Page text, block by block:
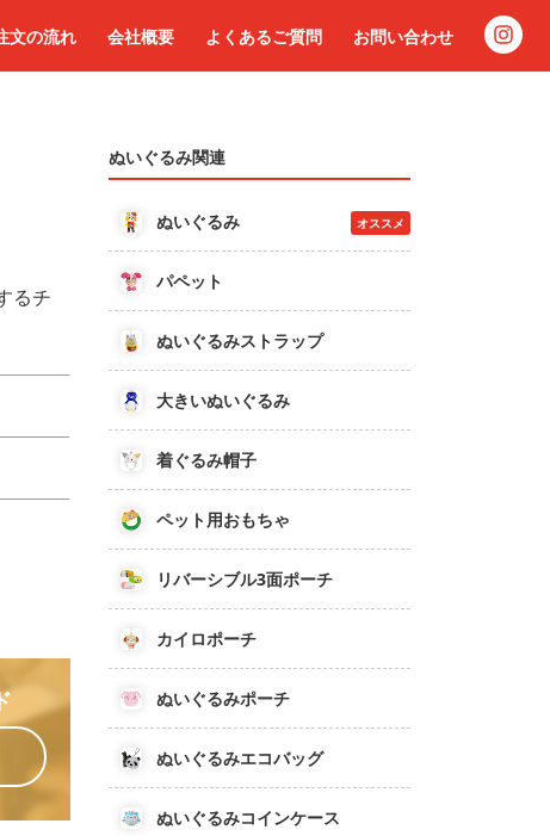
文の流れ 会社概要 よくあるご質問 お問い合わせ
るチ
ぬいぐるみ関連
ぬいぐるみ オススメ
パペット
ぬいぐるみストラップ
大きいぬいぐるみ
着ぐるみ帽子
ペット用おもちゃ
リバーシブル3面ポーチ
カイロポーチ
ぬいぐるみポーチ
ぬいぐるみエコバッグ
ぬいぐるみコインケース